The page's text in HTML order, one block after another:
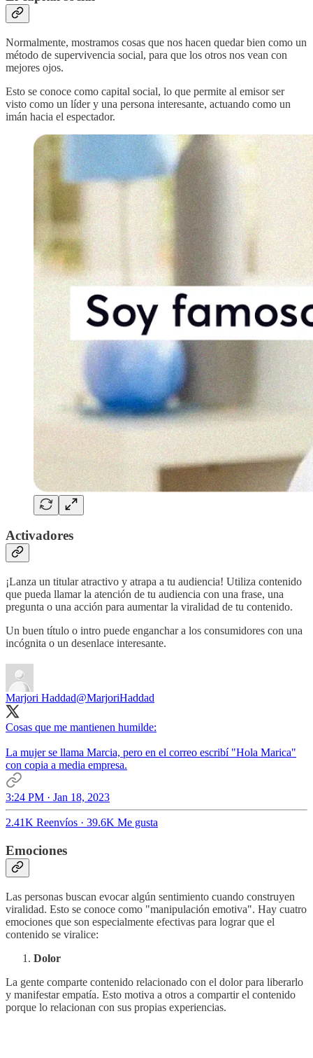
Normalmente, mostramos cosas que nos hacen quedar bien como un
método de supervivencia social, para que los otros nos vean con
mejores ojos.
Esto se conoce como capital social, lo que permite al emisor ser
visto como un líder y una persona interesante, actuando como un
imán hacia el espectador.
Activadores
¡Lanza un titular atractivo y atrapa a tu audiencia! Utiliza contenido
que pueda llamar la atención de tu audiencia con una frase, una
pregunta o una acción para aumentar la viralidad de tu contenido.
Un buen título o intro puede enganchar a los consumidores con una
incógnita o un desenlace interesante.
Marjori Haddad@MarjoriHaddad
Cosas que me mantienen humilde:
La mujer se llama Marcia, pero en el correo escribí "Hola Marica"
con copia a media empresa.
3:24 PM · Jan 18, 2023
2.41K Reenvíos · 39.6K Me gusta
Emociones
Las personas buscan evocar algún sentimiento cuando construyen
viralidad. Esto se conoce como "manipulación emotiva". Hay cuatro
emociones que son especialmente efectivas para lograr que el
contenido se viralice:
Dolor
La gente comparte contenido relacionado con el dolor para liberarlo
y manifestar empatía. Esto motiva a otros a compartir el contenido
porque lo relacionan con sus propias experiencias.